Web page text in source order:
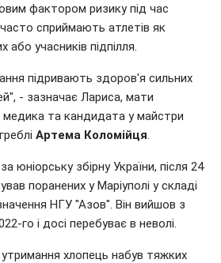
фактором ризику під час
сприймають атлетів як
або учасників підпілля.
підривають здоров'я сильних
- зазначає Лариса, мати
та кандидата у майстри
Артема Коломійця
юніорську збірну України, після 24
поранених у Маріуполі у складі
НГУ "Азов". Він вийшов з
го і досі перебуває в неволі.
хлопець набув тяжких